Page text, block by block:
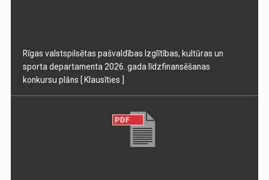
Rīgas valstspilsētas pašvaldības Izglītības, kultūras un
sporta departamenta 2026. gada līdzfinansēšanas
konkursu plāns [ Klausīties ]